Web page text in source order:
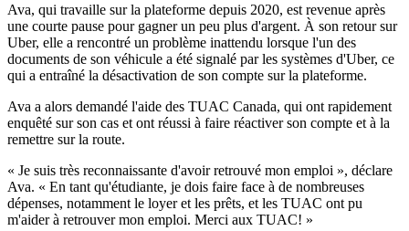
Ava, qui travaille sur la plateforme depuis 2020, est revenue après
une courte pause pour gagner un peu plus d'argent. À son retour sur
Uber, elle a rencontré un problème inattendu lorsque l'un des
documents de son véhicule a été signalé par les systèmes d'Uber, ce
qui a entraîné la désactivation de son compte sur la plateforme.
Ava a alors demandé l'aide des TUAC Canada, qui ont rapidement
enquêté sur son cas et ont réussi à faire réactiver son compte et à la
remettre sur la route.
« Je suis très reconnaissante d'avoir retrouvé mon emploi », déclare
Ava. « En tant qu'étudiante, je dois faire face à de nombreuses
dépenses, notamment le loyer et les prêts, et les TUAC ont pu
m'aider à retrouver mon emploi. Merci aux TUAC! »